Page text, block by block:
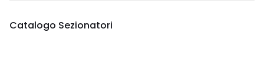
Catalogo Sezionatori